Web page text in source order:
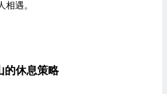
相遇。
的休息策略